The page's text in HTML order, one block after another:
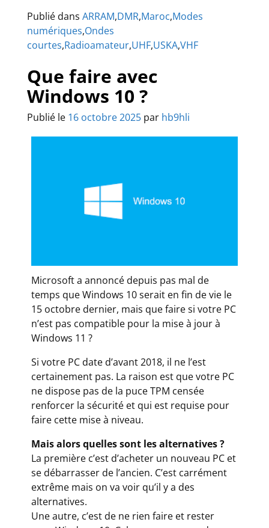
Publié dans ARRAM,DMR,Maroc,Modes
numériques,Ondes
courtes,Radioamateur,UHF,USKA,VHF
Que faire avec
Windows 10 ?
Publié le 16 octobre 2025 par hb9hli
Microsoft a annoncé depuis pas mal de
temps que Windows 10 serait en fin de vie le
15 octobre dernier, mais que faire si votre PC
n’est pas compatible pour la mise à jour à
Windows 11 ?
Si votre PC date d’avant 2018, il ne l’est
certainement pas. La raison est que votre PC
ne dispose pas de la puce TPM censée
renforcer la sécurité et qui est requise pour
faire cette mise à niveau.
Mais alors quelles sont les alternatives ?
La première c’est d’acheter un nouveau PC et
se débarrasser de l’ancien. C’est carrément
extrême mais on va voir qu’il y a des
alternatives.
Une autre, c’est de ne rien faire et rester